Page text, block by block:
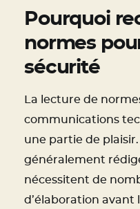
Pourquoi
normes
sécurité
La lecture de
communications
une partie de
généralement
nécessitent de
d’élaboration avant